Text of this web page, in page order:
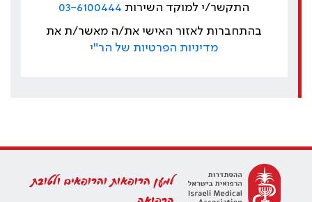
התקשר/י למוקד השירות 03-6100444
בהתחברות לאזור האישי את/ה מאשר/ת את
מדיניות הפרטיות של הר"י
למען הרופאות והרופאים ולטובת